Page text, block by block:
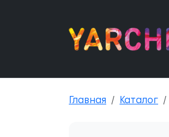
Главная Каталог